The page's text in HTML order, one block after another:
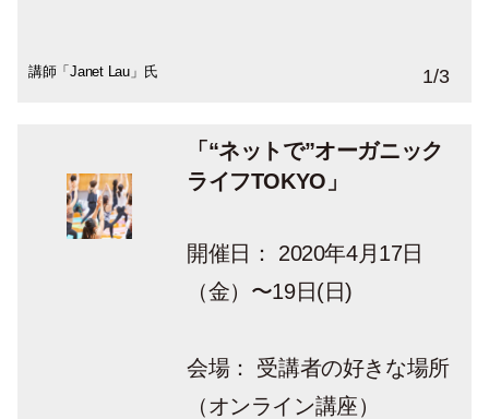
講師「Janet Lau」氏
講師「Joe Barnett」氏
講師「olt_rachel」氏 1/3
「“ネットで”オーガニック
ライフTOKYO」
開催日： 2020年4月17日
（金）〜19日(日)
会場： 受講者の好きな場所
（オンライン講座）